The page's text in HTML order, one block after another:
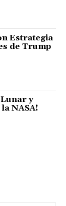
Estrategia
de Trump
Lunar y
NASA!